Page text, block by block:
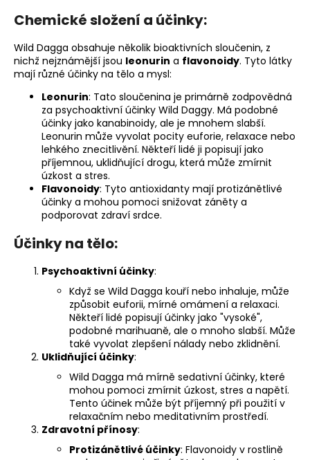
Chemické složení a účinky:
Wild Dagga obsahuje několik bioaktivních sloučenin, z
nichž nejznámější jsou leonurin a flavonoidy. Tyto látky
mají různé účinky na tělo a mysl:
Leonurin: Tato sloučenina je primárně zodpovědná
za psychoaktivní účinky Wild Daggy. Má podobné
účinky jako kanabinoidy, ale je mnohem slabší.
Leonurin může vyvolat pocity euforie, relaxace nebo
lehkého znecitlivění. Někteří lidé ji popisují jako
příjemnou, uklidňující drogu, která může zmírnit
úzkost a stres.
Flavonoidy: Tyto antioxidanty mají protizánětlivé
účinky a mohou pomoci snižovat záněty a
podporovat zdraví srdce.
Účinky na tělo:
Psychoaktivní účinky:
Když se Wild Dagga kouří nebo inhaluje, může
způsobit euforii, mírné omámení a relaxaci.
Někteří lidé popisují účinky jako "vysoké",
podobné marihuaně, ale o mnoho slabší. Může
také vyvolat zlepšení nálady nebo zklidnění.
Uklidňující účinky:
Wild Dagga má mírně sedativní účinky, které
mohou pomoci zmírnit úzkost, stres a napětí.
Tento účinek může být příjemný při použití v
relaxačním nebo meditativním prostředí.
Zdravotní přínosy:
Protizánětlivé účinky: Flavonoidy v rostlině